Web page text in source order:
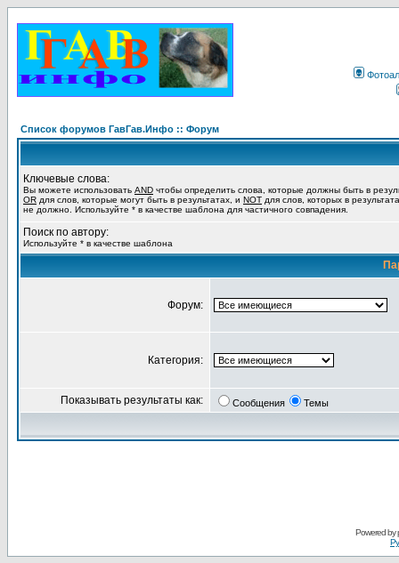
Список форумов ГавГав.Инфо :: Форум
Ключевые слова:
Вы можете использовать AND чтобы определить слова, которые должны быть в
OR для слов, которые могут быть в результатах, и NOT для слов, которых в
не должно. Используйте * в качестве шаблона для частичного совпадения.
Поиск по автору:
Используйте * в качестве шаблона
Форум:
Категория:
Показывать результаты как: Сообщения Темы
Powered by